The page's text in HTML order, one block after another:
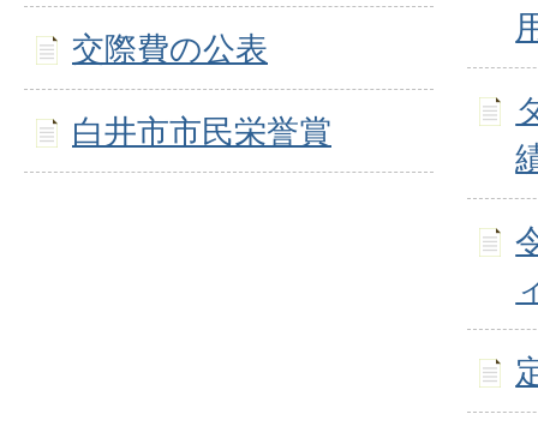
交際費の公表
白井市市民栄誉賞